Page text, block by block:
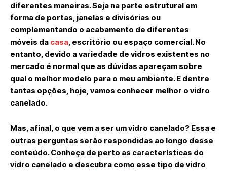
diferentes maneiras. Seja na parte estrutural em
forma de portas, janelas e divisórias ou
complementando o acabamento de diferentes
móveis da casa , escritório ou espaço comercial. No
entanto, devido a variedade de vidros existentes no
mercado é normal que as dúvidas apareçam sobre
qual o melhor modelo para o meu ambiente. E dentre
tantas opções, hoje, vamos conhecer melhor o vidro
canelado.
Mas, afinal, o que vem a ser um vidro canelado? Essa e
outras perguntas serão respondidas ao longo desse
conteúdo. Conheça de perto as características do
vidro canelado e descubra como esse tipo de vidro